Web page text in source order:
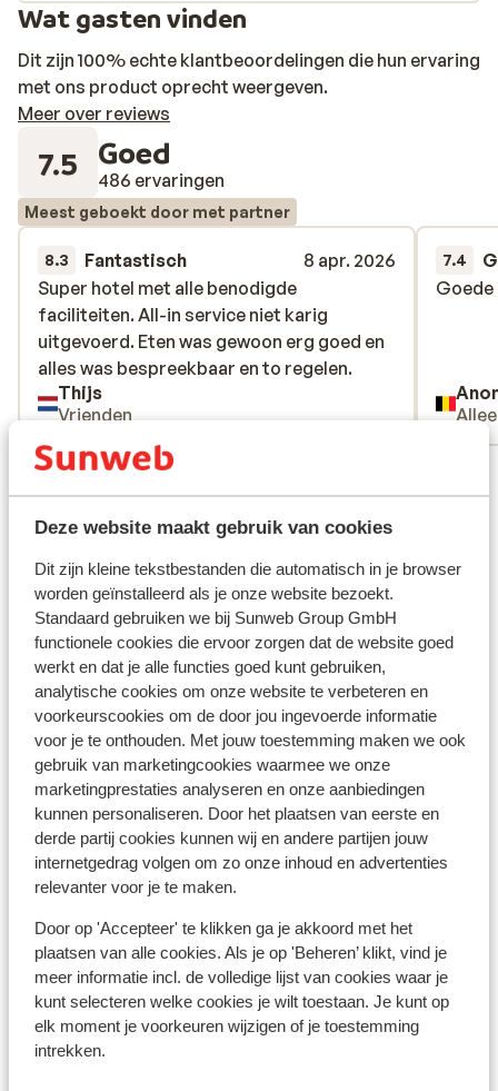
Deze website maakt gebruik van cookies
Dit zijn kleine tekstbestanden die automatisch in je browser
worden geïnstalleerd als je onze website bezoekt.
Standaard gebruiken we bij Sunweb Group GmbH
functionele cookies die ervoor zorgen dat de website goed
werkt en dat je alle functies goed kunt gebruiken,
analytische cookies om onze website te verbeteren en
voorkeurscookies om de door jou ingevoerde informatie
voor je te onthouden. Met jouw toestemming maken we ook
gebruik van marketingcookies waarmee we onze
marketingprestaties analyseren en onze aanbiedingen
kunnen personaliseren. Door het plaatsen van eerste en
derde partij cookies kunnen wij en andere partijen jouw
internetgedrag volgen om zo onze inhoud en advertenties
relevanter voor je te maken.
Door op 'Accepteer' te klikken ga je akkoord met het
plaatsen van alle cookies. Als je op 'Beheren’ klikt, vind je
meer informatie incl. de volledige lijst van cookies waar je
kunt selecteren welke cookies je wilt toestaan. Je kunt op
elk moment je voorkeuren wijzigen of je toestemming
intrekken.
Wat gasten vinden
Dit zijn 100% echte klantbeoordelingen die hun ervaring
met ons product oprecht weergeven.
Meer over reviews
7.5 Goed
486 ervaringen
Meest geboekt door met partner
8.3 Fantastisch
8 apr. 2026
Super hotel met alle benodigde
faciliteiten. All-in service niet karig
uitgevoerd. Eten was gewoon erg goed en
alles was bespreekbaar en to regelen.
Super hotel met alle benodigde
faciliteiten. All-in service niet karig
uitgevoerd. Eten was gewoon erg goed en
alles was bespreekbaar en to regelen.
Thijs
Vrienden
7.4
Goede
Goede
Bekijk alle 486 ervaringen
Bekijk op kaart
Afstanden
Afstand tot centrum: circa 1,5 kilometer
Luchthaven salzburg: 99 km
Afstand tot skipiste circa 1,5 kilometer
Skibushalte: 50 m
Afstand tot dichtstbijzijnde winkels circa 1,5
kilometer
Afstand tot dichtstbijzijnde (mini)supermarkt
circa 1,5 kilometer
Skipas, -les en verhuur